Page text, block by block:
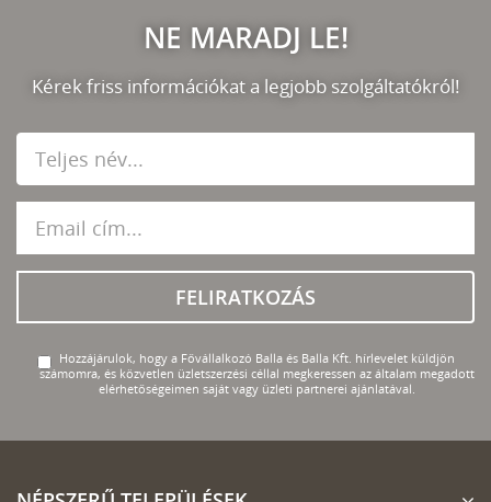
NE MARADJ LE!
Kérek friss információkat a legjobb szolgáltatókról!
FELIRATKOZÁS
Hozzájárulok, hogy a Fővállalkozó Balla és Balla Kft. hírlevelet küldjön
számomra, és közvetlen üzletszerzési céllal megkeressen az általam megadott
elérhetőségeimen saját vagy üzleti partnerei ajánlatával.